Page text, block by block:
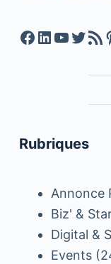
Facebook
LinkedIn
Feed
Rubriques
Annonce
Biz' &
Digital &
Events